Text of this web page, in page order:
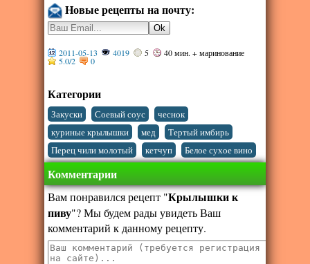
Новые рецепты на почту:
2011-05-13 4019 5 40 мин. + маринование
5.0/2 0
Категории
Закуски Соевый соус чеснок
куриные крылышки мед Тертый имбирь
Перец чили молотый кетчуп Белое сухое вино
Комментарии
Вам понравился рецепт "Крылышки к
пиву"? Мы будем рады увидеть Ваш
комментарий к данному рецепту.